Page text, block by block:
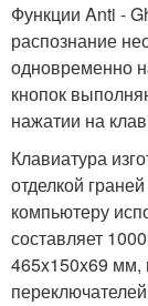
Функции Anti -
распознание
одновременно
кнопок
нажатии на
Клавиатура
отделкой
компьютеру
составляет
465x150x69 мм,